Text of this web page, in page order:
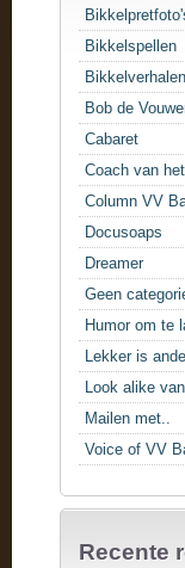
Bikkelspellen
Bikkelverhalen
Bob de
Cabaret
Coach van
Column VV
Docusoaps
Dreamer
Geen
Humor om te
Lekker is
Look alike
Mailen met..
Voice of VV
Recente